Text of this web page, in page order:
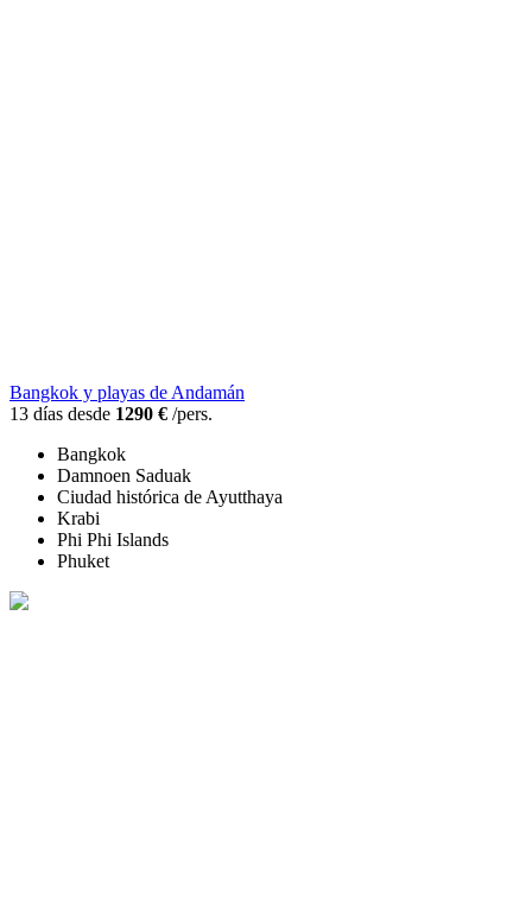
Bangkok y playas de Andamán
13 días desde 1290 € /pers.
Bangkok
Damnoen Saduak
Ciudad histórica de Ayutthaya
Krabi
Phi Phi Islands
Phuket